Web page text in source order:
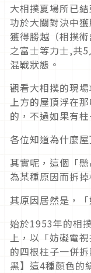
大相撲夏場所已
功於大關對決中
獲得勝越（相撲
之富士等力士,共
混戰狀態。
觀看大相撲的現
上方的屋頂浮在
的，不過如果有
各位知道為什麼
其實呢，這個「
為某種原因而拆掉
其原因居然是，「
始於1953年的相
上，以「妨礙電
的四根柱子一併
黑】這4種顏色的